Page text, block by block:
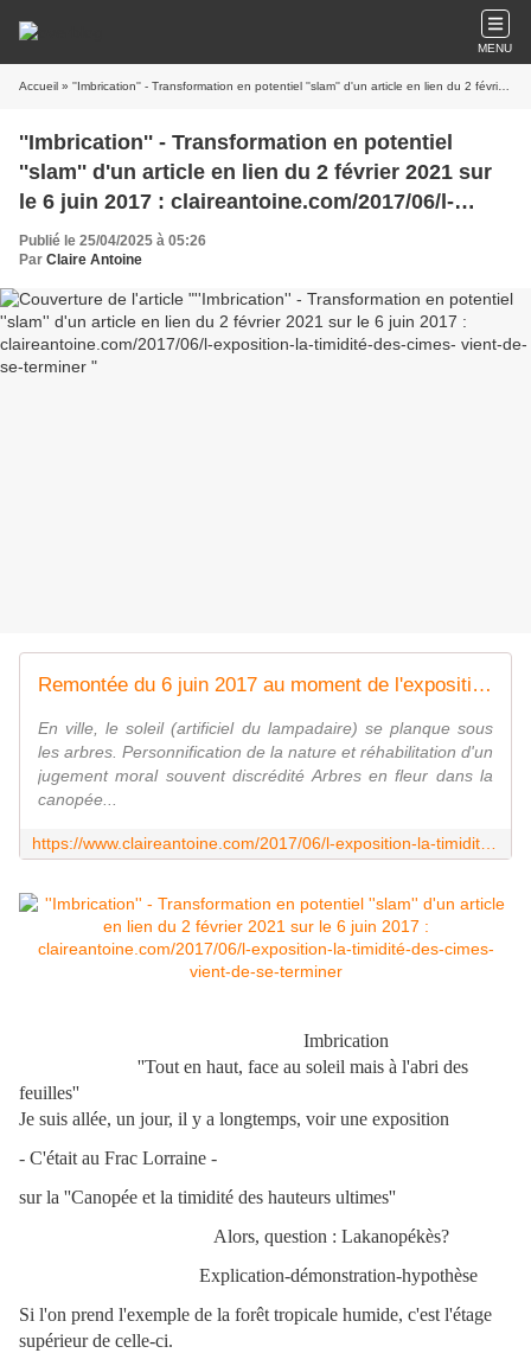
MENU
Accueil » ''Imbrication'' - Transformation en potentiel ''slam'' d'un article en lien du 2 février 2021 sur le 6 juin 2017 : claireantoine.com/2017/06/l-exposition-la-timidité-des-cimes- vient-de-se-terminer
''Imbrication'' - Transformation en potentiel
''slam'' d'un article en lien du 2 février 2021 sur
le 6 juin 2017 : claireantoine.com/2017/06/l-
exposition-la-timidité-des-cimes- vient-de-se-
terminer
Publié le 25/04/2025 à 05:26
Par Claire Antoine
Remontée du 6 juin 2017 au moment de l'exposition FRAC Lorraine ''La timidité des cimes'' - Le blog de claire
En ville, le soleil (artificiel du lampadaire) se planque sous
les arbres. Personnification de la nature et réhabilitation d'un
jugement moral souvent discrédité Arbres en fleur dans la
canopée...
Imbrication
''Tout en haut, face au soleil mais à l'abri des
feuilles''
Je suis allée, un jour, il y a longtemps, voir une exposition
- C'était au Frac Lorraine -
sur la ''Canopée et la timidité des hauteurs ultimes''
Alors, question : Lakanopékès?
Explication-démonstration-hypothèse
Si l'on prend l'exemple de la forêt tropicale humide, c'est l'étage
supérieur de celle-ci.